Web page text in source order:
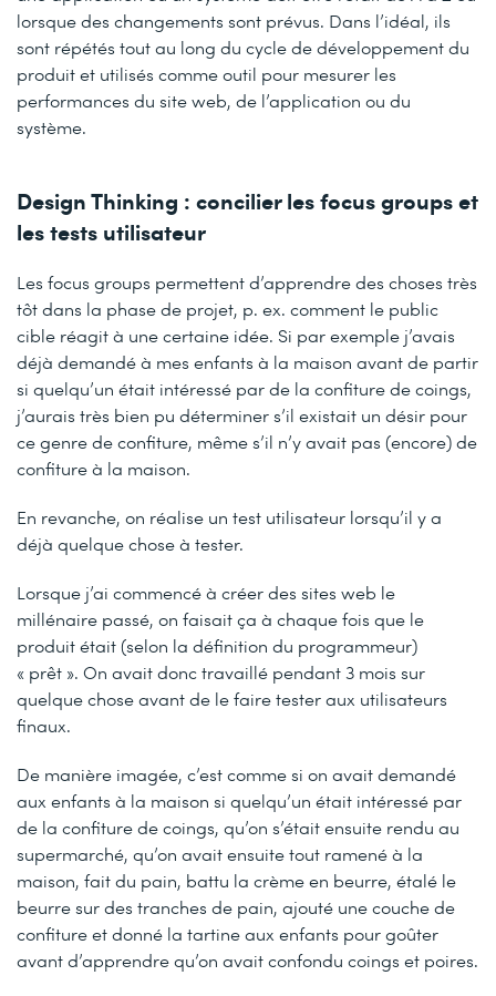
lorsque des changements sont prévus. Dans l’idéal, ils
sont répétés tout au long du cycle de développement du
produit et utilisés comme outil pour mesurer les
performances du site web, de l’application ou du
système.
Design Thinking : concilier les focus groups et
les tests utilisateur
Les focus groups permettent d’apprendre des choses très
tôt dans la phase de projet, p. ex. comment le public
cible réagit à une certaine idée. Si par exemple j’avais
déjà demandé à mes enfants à la maison avant de partir
si quelqu’un était intéressé par de la confiture de coings,
j’aurais très bien pu déterminer s’il existait un désir pour
ce genre de confiture, même s’il n’y avait pas (encore) de
confiture à la maison.
En revanche, on réalise un test utilisateur lorsqu’il y a
déjà quelque chose à tester.
Lorsque j’ai commencé à créer des sites web le
millénaire passé, on faisait ça à chaque fois que le
produit était (selon la définition du programmeur)
« prêt ». On avait donc travaillé pendant 3 mois sur
quelque chose avant de le faire tester aux utilisateurs
finaux.
De manière imagée, c’est comme si on avait demandé
aux enfants à la maison si quelqu’un était intéressé par
de la confiture de coings, qu’on s’était ensuite rendu au
supermarché, qu’on avait ensuite tout ramené à la
maison, fait du pain, battu la crème en beurre, étalé le
beurre sur des tranches de pain, ajouté une couche de
confiture et donné la tartine aux enfants pour goûter
avant d’apprendre qu’on avait confondu coings et poires.